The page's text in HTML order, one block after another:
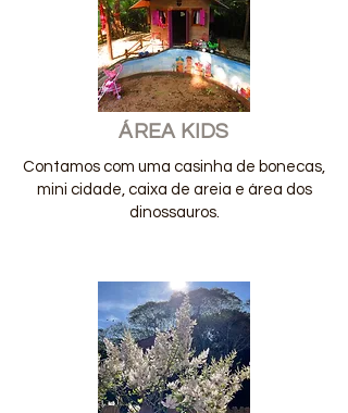
ÁREA KIDS
Contamos com uma casinha de bonecas,
mini cidade, caixa de areia e área dos
dinossauros.